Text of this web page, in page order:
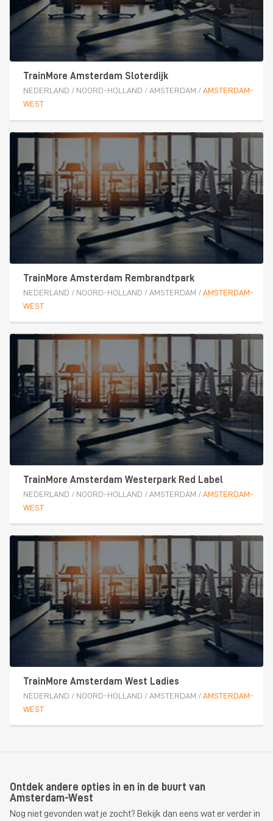
TrainMore Amsterdam Sloterdijk
NEDERLAND / NOORD-HOLLAND / AMSTERDAM / AMSTERDAM-
WEST
TrainMore Amsterdam Rembrandtpark
NEDERLAND / NOORD-HOLLAND / AMSTERDAM / AMSTERDAM-
WEST
TrainMore Amsterdam Westerpark Red Label
NEDERLAND / NOORD-HOLLAND / AMSTERDAM / AMSTERDAM-
WEST
TrainMore Amsterdam West Ladies
NEDERLAND / NOORD-HOLLAND / AMSTERDAM / AMSTERDAM-
WEST
Ontdek andere opties in en in de buurt van
Amsterdam-West
Nog niet gevonden wat je zocht? Bekijk dan eens wat er verder in